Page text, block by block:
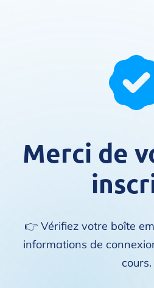
Merci de
👉 Vérifiez votre boîte
informations de
cours.